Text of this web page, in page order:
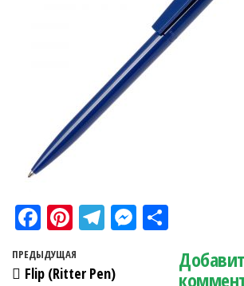
Fa
ce
bo
Pi
nt
er
Te
gr
M
ра
Навигация по записям
Предыдущая запись
ПРЕДЫДУЩАЯ
Flip (Ritter Pen)